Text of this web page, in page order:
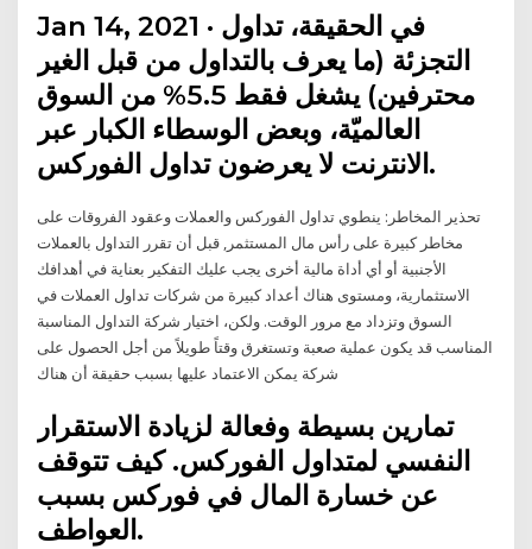
Jan 14, 2021 · في الحقيقة، تداول
التجزئة (ما يعرف بالتداول من قبل الغير
محترفين) يشغل فقط 5.5% من السوق
العالميّة، وبعض الوسطاء الكبار عبر
الانترنت لا يعرضون تداول الفوركس.
تحذير المخاطر: ينطوي تداول الفوركس والعملات وعقود الفروقات على
مخاطر كبيرة على رأس مال المستثمر, قبل أن تقرر التداول بالعملات
الأجنبية أو أي أداة مالية أخرى يجب عليك التفكير بعناية في أهدافك
الاستثمارية، ومستوى هناك أعداد كبيرة من شركات تداول العملات في
السوق وتزداد مع مرور الوقت. ولكن، اختيار شركة التداول المناسبة
المناسب قد يكون عملية صعبة وتستغرق وقتاً طويلاً من أجل الحصول على
شركة يمكن الاعتماد عليها بسبب حقيقة أن هناك
تمارين بسيطة وفعالة لزيادة الاستقرار
النفسي لمتداول الفوركس. كيف تتوقف
عن خسارة المال في فوركس بسبب
العواطف.